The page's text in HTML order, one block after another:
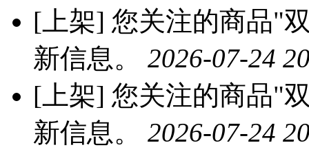
[上架] 您关注的商品"
新信息。 2026-07-24
[上架] 您关注的商品"
新信息。 2026-07-24